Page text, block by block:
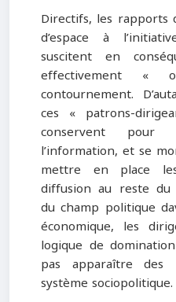
Directifs, les rapports
d’espace à
suscitent en
effectivement «
contournement.
ces « patrons-
conservent pour
l’information, et se
mettre en place
diffusion au reste du
du champ politique
économique, les
logique de
pas apparaître des
système sociopolitique.